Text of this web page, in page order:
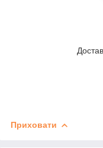
Приховати